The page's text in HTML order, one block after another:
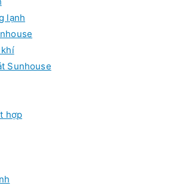
lạnh
Sunhouse
hợp